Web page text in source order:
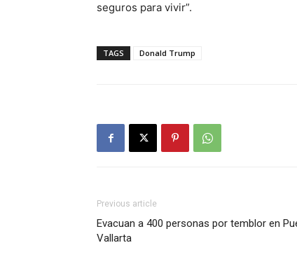
seguros para vivir”.
TAGS Donald Trump
Previous article
Evacuan a 400 personas por temblor en
Vallarta